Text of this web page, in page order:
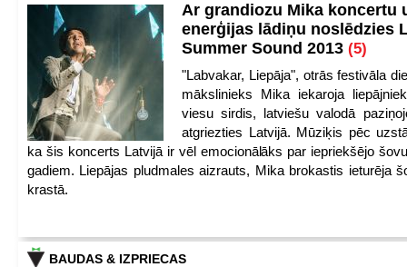
Ar grandiozu Mika koncertu
enerģijas lādiņu noslēdzies
Summer Sound 2013 (5)
"Labvakar, Liepāja", otrās festivāla
mākslinieks Mika iekaroja
viesu sirdis, latviešu valodā
atgriezties Latvijā. Mūziķis pēc
ka šis koncerts Latvijā ir vēl emocionālāks par iepriekšējo
gadiem. Liepājas pludmales aizrauts, Mika brokastis ieturēja
krastā.
BAUDAS & IZPRIECAS